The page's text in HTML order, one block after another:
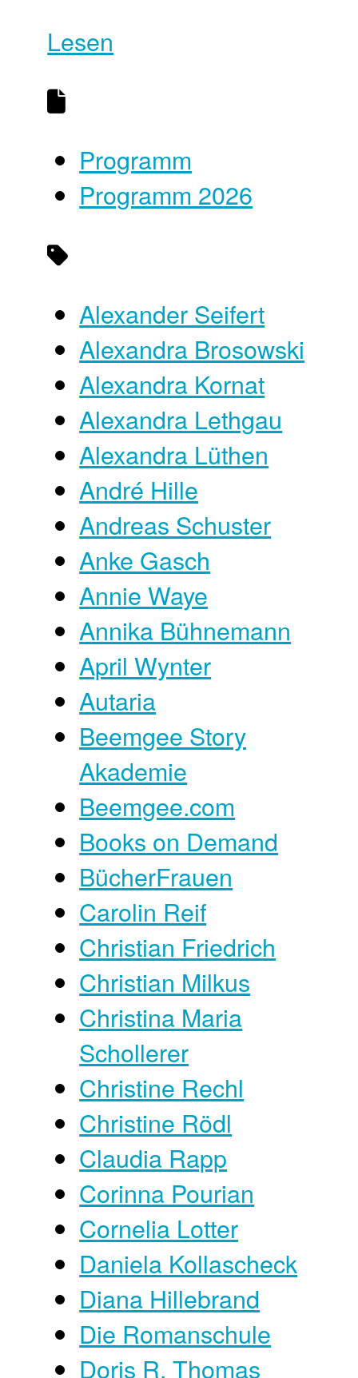
Lesen
Programm
Programm 2026
Alexander Seifert
Alexandra Brosowski
Alexandra Kornat
Alexandra Lethgau
Alexandra Lüthen
André Hille
Andreas Schuster
Anke Gasch
Annie Waye
Annika Bühnemann
April Wynter
Autaria
Beemgee Story
Akademie
Beemgee.com
Books on Demand
BücherFrauen
Carolin Reif
Christian Friedrich
Christian Milkus
Christina Maria
Schollerer
Christine Rechl
Christine Rödl
Claudia Rapp
Corinna Pourian
Cornelia Lotter
Daniela Kollascheck
Diana Hillebrand
Die Romanschule
Doris R. Thomas